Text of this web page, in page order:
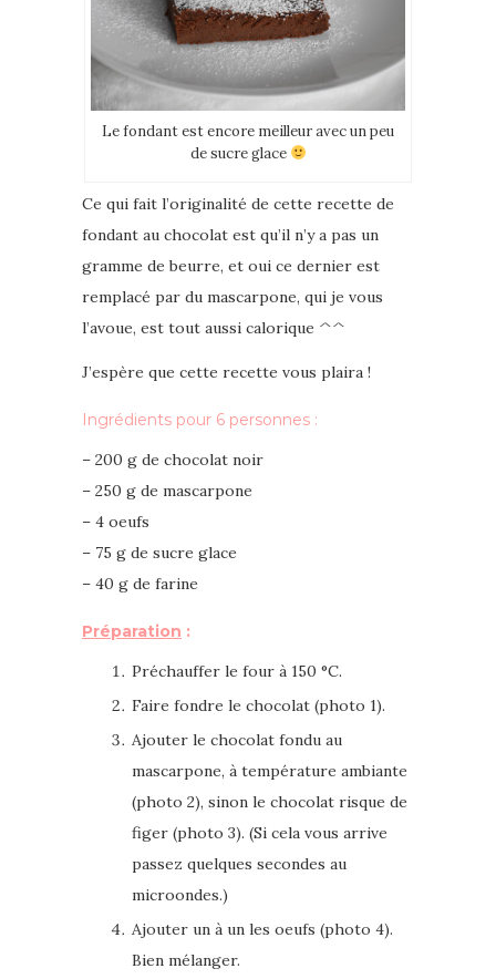
Le fondant est encore meilleur avec un peu
de sucre glace
Ce qui fait l’originalité de cette recette de
fondant au chocolat est qu’il n’y a pas un
gramme de beurre, et oui ce dernier est
remplacé par du mascarpone, qui je vous
l’avoue, est tout aussi calorique ^^
J’espère que cette recette vous plaira !
Ingrédients pour 6 personnes :
– 200 g de chocolat noir
– 250 g de mascarpone
– 4 oeufs
– 75 g de sucre glace
– 40 g de farine
Préparation :
Préchauffer le four à 150 °C.
Faire fondre le chocolat (photo 1).
Ajouter le chocolat fondu au
mascarpone, à température ambiante
(photo 2), sinon le chocolat risque de
figer (photo 3). (Si cela vous arrive
passez quelques secondes au
microondes.)
Ajouter un à un les oeufs (photo 4).
Bien mélanger.